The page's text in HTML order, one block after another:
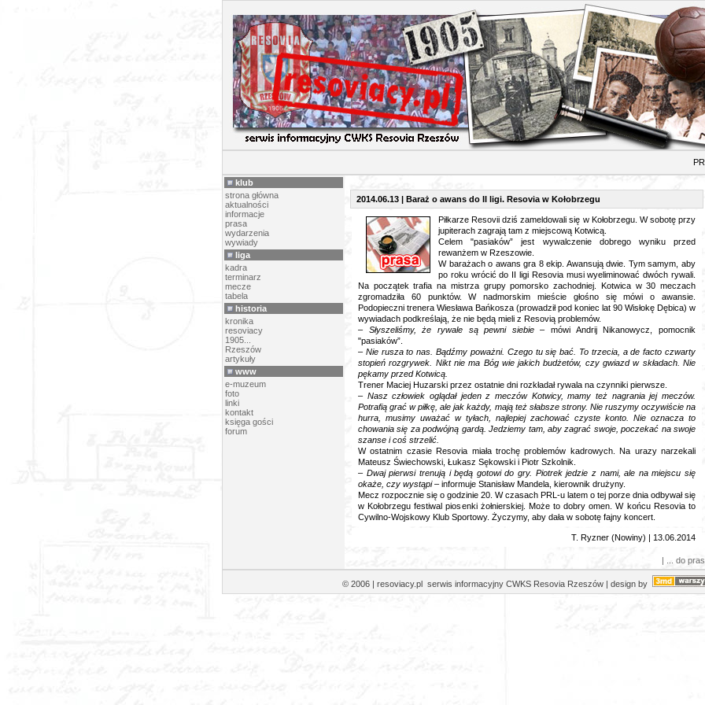
klub
strona główna
aktualności
informacje
prasa
wydarzenia
wywiady
liga
kadra
terminarz
mecze
tabela
historia
kronika
resoviacy
1905...
Rzeszów
artykuły
www
e-muzeum
foto
linki
kontakt
księga gości
forum
2014.06.13 | Baraż o awans do II ligi. Resovia w Kołobrzegu
Piłkarze Resovii dziś zameldowali się w Kołobrzegu. W sobotę przy
jupiterach zagrają tam z miejscową Kotwicą.
Celem "pasiaków” jest wywalczenie dobrego wyniku przed
rewanżem w Rzeszowie.
W barażach o awans gra 8 ekip. Awansują dwie. Tym samym, aby
po roku wrócić do II ligi Resovia musi wyeliminować dwóch rywali.
Na początek trafia na mistrza grupy pomorsko zachodniej. Kotwica w 30 meczach
zgromadziła 60 punktów. W nadmorskim mieście głośno się mówi o awansie.
Podopieczni trenera Wiesława Bańkosza (prowadził pod koniec lat 90 Wisłokę Dębica) w
wywiadach podkreślają, że nie będą mieli z Resovią problemów.
– Słyszeliśmy, że rywale są pewni siebie– mówi Andrij Nikanowycz, pomocnik
"pasiaków”.
– Nie rusza to nas. Bądźmy poważni. Czego tu się bać. To trzecia, a de facto czwarty
stopień rozgrywek. Nikt nie ma Bóg wie jakich budżetów, czy gwiazd w składach. Nie
pękamy przed Kotwicą.
Trener Maciej Huzarski przez ostatnie dni rozkładał rywala na czynniki pierwsze.
– Nasz człowiek oglądał jeden z meczów Kotwicy, mamy też nagrania jej meczów.
Potrafią grać w piłkę, ale jak każdy, mają też słabsze strony. Nie ruszymy oczywiście na
hurra, musimy uważać w tyłach, najlepiej zachować czyste konto. Nie oznacza to
chowania się za podwójną gardą. Jedziemy tam, aby zagrać swoje, poczekać na swoje
szanse i coś strzelić.
W ostatnim czasie Resovia miała trochę problemów kadrowych. Na urazy narzekali
Mateusz Świechowski, Łukasz Sękowski i Piotr Szkolnik.
– Dwaj pierwsi trenują i będą gotowi do gry. Piotrek jedzie z nami, ale na miejscu się
okaże, czy wystąpi– informuje Stanisław Mandela, kierownik drużyny.
Mecz rozpocznie się o godzinie 20. W czasach PRL-u latem o tej porze dnia odbywał się
w Kołobrzegu festiwal piosenki żołnierskiej. Może to dobry omen. W końcu Resovia to
Cywilno-Wojskowy Klub Sportowy. Życzymy, aby dała w sobotę fajny koncert.
T. Ryzner (Nowiny) | 13.06.2014
| ... do
© 2006 | resoviacy.pl serwis informacyjny CWKS Resovia Rzeszów | design by